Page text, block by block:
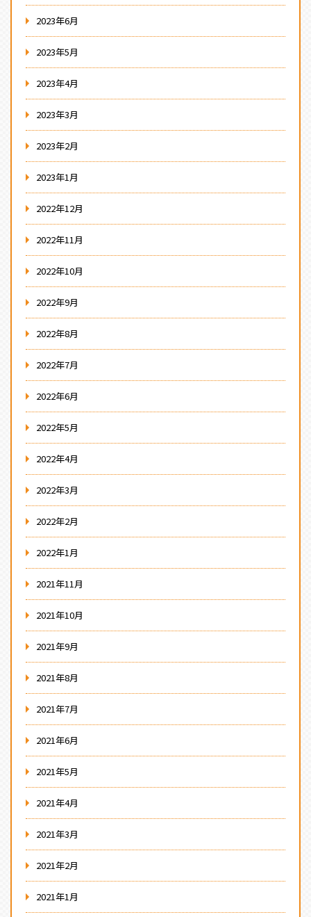
2023年6月
2023年5月
2023年4月
2023年3月
2023年2月
2023年1月
2022年12月
2022年11月
2022年10月
2022年9月
2022年8月
2022年7月
2022年6月
2022年5月
2022年4月
2022年3月
2022年2月
2022年1月
2021年11月
2021年10月
2021年9月
2021年8月
2021年7月
2021年6月
2021年5月
2021年4月
2021年3月
2021年2月
2021年1月